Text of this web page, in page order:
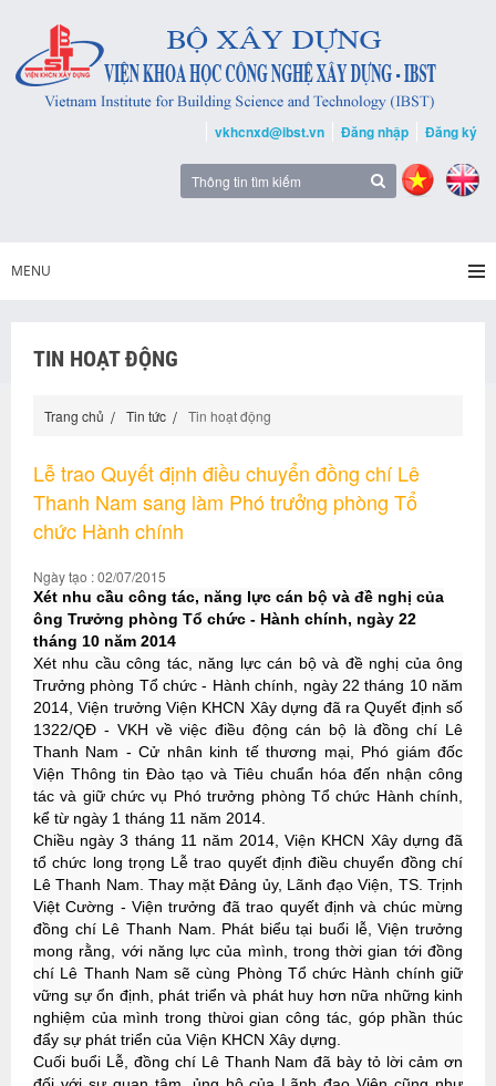
vkhcnxd@ibst.vn Đăng nhập Đăng ký
MENU
TIN HOẠT ĐỘNG
Trang chủ Tin tức Tin hoạt động
Lễ trao Quyết định điều chuyển đồng chí Lê
Thanh Nam sang làm Phó trưởng phòng Tổ
chức Hành chính
Ngày tạo : 02/07/2015
Xét nhu cầu công tác, năng lực cán bộ và đề nghị của
ông Trưởng phòng Tổ chức - Hành chính, ngày 22
tháng 10 năm 2014
Xét nhu cầu công tác, năng lực cán bộ và đề nghị của ông
Trưởng phòng Tổ chức - Hành chính, ngày 22 tháng 10 năm
2014, Viện trưởng Viện KHCN Xây dựng đã ra Quyết định số
1322/QĐ - VKH về việc điều động cán bộ là đồng chí Lê
Thanh Nam - Cử nhân kinh tế thương mại, Phó giám đốc
Viện Thông tin Đào tạo và Tiêu chuẩn hóa đến nhận công
tác và giữ chức vụ Phó trưởng phòng Tổ chức Hành chính,
kể từ ngày 1 tháng 11 năm 2014.
Chiều ngày 3 tháng 11 năm 2014, Viện KHCN Xây dựng đã
tổ chức long trọng Lễ trao quyết định điều chuyển đồng chí
Lê Thanh Nam. Thay mặt Đảng ủy, Lãnh đạo Viện, TS. Trịnh
Việt Cường - Viện trưởng đã trao quyết định và chúc mừng
đồng chí Lê Thanh Nam. Phát biểu tại buổi lễ, Viện trưởng
mong rằng, với năng lực của mình, trong thời gian tới đồng
chí Lê Thanh Nam sẽ cùng Phòng Tổ chức Hành chính giữ
vững sự ổn định, phát triển và phát huy hơn nữa những kinh
nghiệm của mình trong thừoi gian công tác, góp phần thúc
đẩy sự phát triển của Viện KHCN Xây dựng.
Cuối buổi Lễ, đồng chí Lê Thanh Nam đã bày tỏ lời cảm ơn